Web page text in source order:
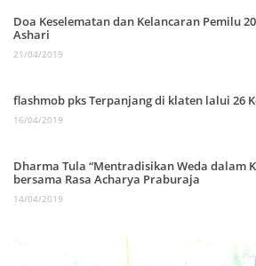
Doa Keselematan dan Kelancaran Pemilu
Ashari
21/04/2019
flashmob pks Terpanjang di klaten lalui 26
16/04/2019
Dharma Tula “Mentradisikan Weda dalam
bersama Rasa Acharya Praburaja
14/04/2019